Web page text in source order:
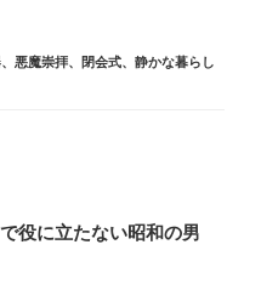
、 悪魔崇拝、 閉会式、 静かな暮らし
役に立たない昭和の男